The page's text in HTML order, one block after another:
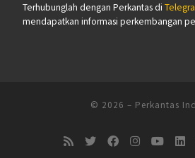
Terhubunglah dengan Perkantas di
mendapatkan informasi perkembangan
© 2026 – Perkantas